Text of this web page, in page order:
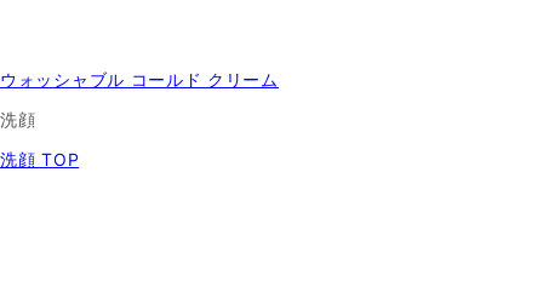
ウォッシャブル コールド クリーム
洗顔
洗顔 TOP